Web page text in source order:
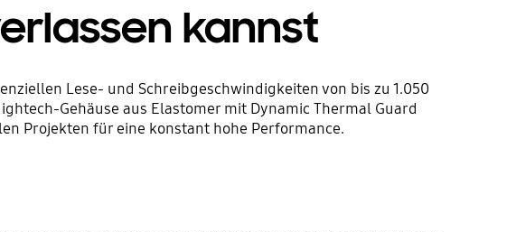
kannst
Lese- und Schreibgeschwindigkeiten von bis zu 1.050
Gehäuse aus Elastomer mit Dynamic Thermal Guard
Projekten für eine konstant hohe Performance.